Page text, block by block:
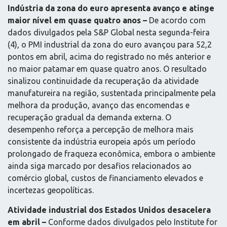
Indústria da zona do euro apresenta avanço e atinge
maior nível em quase quatro anos – De acordo com
dados divulgados pela S&P Global nesta segunda-feira
(4), o PMI industrial da zona do euro avançou para 52,2
pontos em abril, acima do registrado no mês anterior e
no maior patamar em quase quatro anos. O resultado
sinalizou continuidade da recuperação da atividade
manufatureira na região, sustentada principalmente pela
melhora da produção, avanço das encomendas e
recuperação gradual da demanda externa. O
desempenho reforça a percepção de melhora mais
consistente da indústria europeia após um período
prolongado de fraqueza econômica, embora o ambiente
ainda siga marcado por desafios relacionados ao
comércio global, custos de financiamento elevados e
incertezas geopolíticas.
Atividade industrial dos Estados Unidos desacelera
em abril – Conforme dados divulgados pelo Institute for